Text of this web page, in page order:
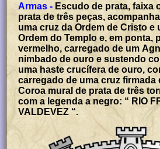
Armas - Escudo de prata, faixa
prata de três peças,
uma cruz da Ordem de Cristo e
Ordem do Templo e, em ponta,
vermelho, carregado de um
nimbado de ouro e sustendo
uma haste crucífera de ouro,
carregado de uma cruz firmada
Coroa mural de prata de três
com a legenda a negro: “ RIO
VALDEVEZ “.